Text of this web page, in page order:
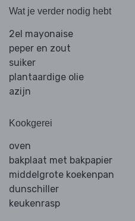
Wat je verder nodig hebt
2el mayonaise
peper en zout
suiker
plantaardige olie
azijn
Kookgerei
oven
bakplaat met bakpapier
middelgrote koekenpan
dunschiller
keukenrasp